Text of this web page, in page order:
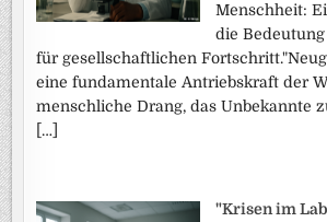
Menschheit:
die
für gesellschaftlichen
eine fundamentale Antriebskraft der
menschliche Drang, das Unbekannte
[…]
"Krisen im